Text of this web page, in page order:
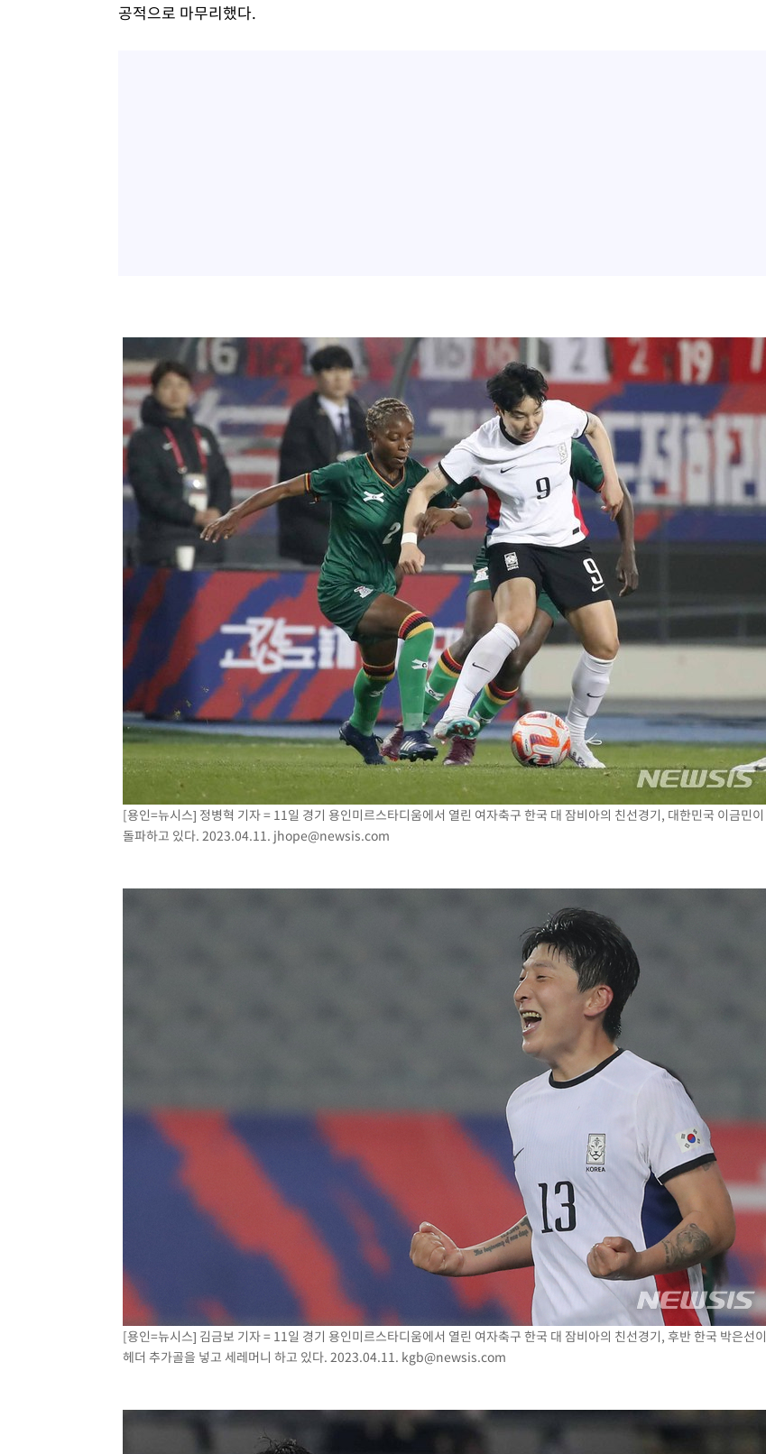
공적으로 마무리했다.
[용인=뉴시스] 정병혁 기자 = 11일 경기 용인미르스타디움에서 열린 여자축구 한국 대 잠비아의 친선경기, 대한민국 이금민이
돌파하고 있다. 2023.04.11. jhope@newsis.com
[용인=뉴시스] 김금보 기자 = 11일 경기 용인미르스타디움에서 열린 여자축구 한국 대 잠비아의 친선경기, 후반 한국 박은선이
헤더 추가골을 넣고 세레머니 하고 있다. 2023.04.11. kgb@newsis.com